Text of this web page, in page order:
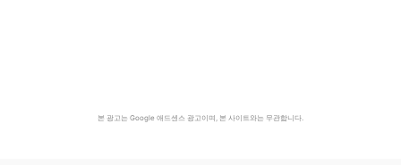
본 광고는 Google 애드센스 광고이며, 본 사이트와는 무관합니다.